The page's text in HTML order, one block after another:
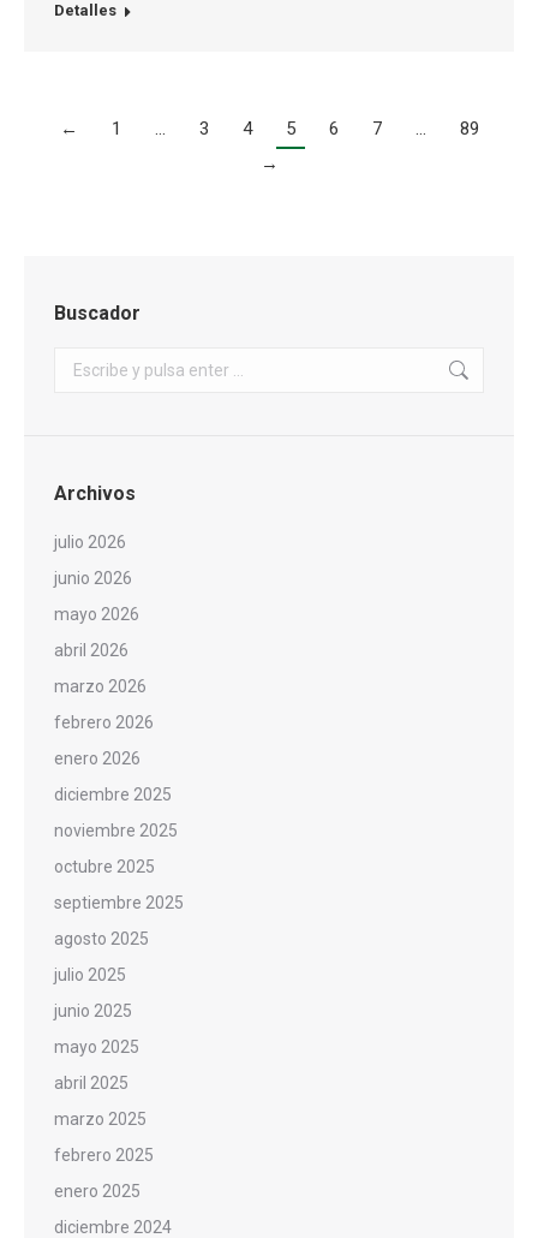
Detalles
← 1 … 3 4 5 6 7 …
89
→
Buscador
Buscar:
Archivos
julio 2026
junio 2026
mayo 2026
abril 2026
marzo 2026
febrero 2026
enero 2026
diciembre 2025
noviembre 2025
octubre 2025
septiembre 2025
agosto 2025
julio 2025
junio 2025
mayo 2025
abril 2025
marzo 2025
febrero 2025
enero 2025
diciembre 2024